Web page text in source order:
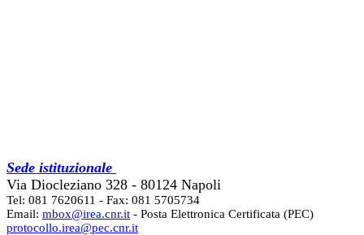
Sede istituzionale
Via Diocleziano 328 - 80124 Napoli
Tel: 081 7620611 - Fax: 081 5705734
Email: mbox@irea.cnr.it - Posta Elettronica Certificata (PEC)
protocollo.irea@pec.cnr.it